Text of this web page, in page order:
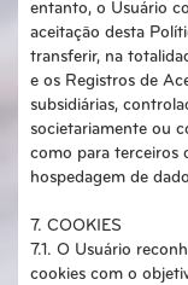
entanto, o Usuário
aceitação desta
transferir, na
e os Registros de
subsidiárias,
societariamente ou
como para terceiros
hospedagem de
7. COOKIES
7.1. O Usuário
cookies com o